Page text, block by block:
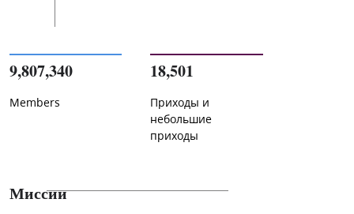
9,807,340
Members
18,501
Приходы и
небольшие
приходы
Миссии